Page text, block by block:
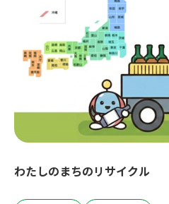
わたしのまちのリサイクル